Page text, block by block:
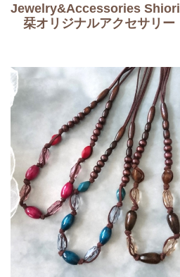
Jewelry&Accessories Shiori
栞オリジナルアクセサリー